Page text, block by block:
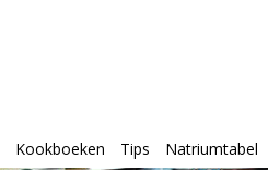
Kookboeken Tips Natriumtabel